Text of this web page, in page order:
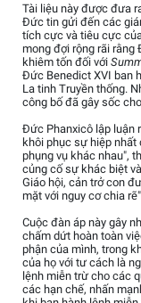
Tài liệu này được đưa
Đức tin gửi đến các
tích cực và tiêu cực
mong đợi rộng rãi rằng
khiêm tốn đối với
Đức Benedict XVI ban
La tinh Truyền thống.
công bố đã gây sốc
Đức Phanxicô lập luận
khôi phục sự hiệp nhất
phụng vụ khác nhau",
củng cố sự khác biệt
Giáo hội, cản trở con
mặt với nguy cơ chia
Cuộc đàn áp này gây
chấm dứt hoàn toàn
phận của mình, trong
của họ với tư cách là
lệnh miễn trừ cho các
các hạn chế, nhấn